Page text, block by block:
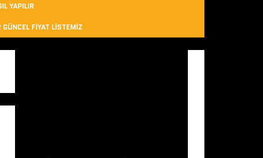
YAPILIR
FIYAT LISTEMIZ